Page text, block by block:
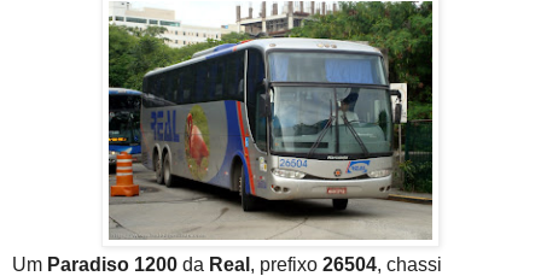
Um Paradiso 1200 da Real , prefixo 26504, chassi